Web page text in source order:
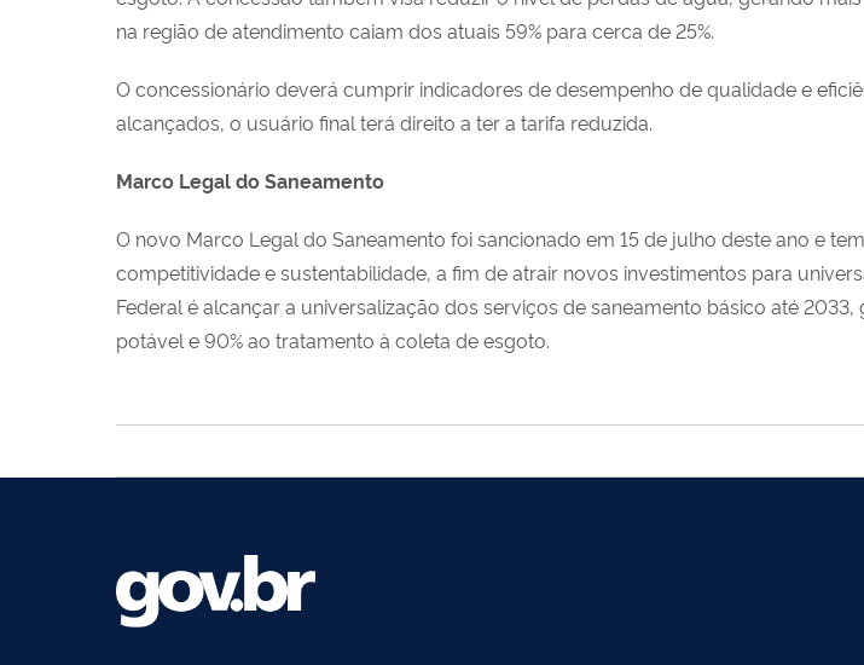
na região de atendimento caiam dos atuais 59% para cerca de 25%.
O concessionário deverá cumprir indicadores de desempenho de qualidade e
alcançados, o usuário final terá direito a ter a tarifa reduzida.
Marco Legal do Saneamento
O novo Marco Legal do Saneamento foi sancionado em 15 de julho deste ano e
competitividade e sustentabilidade, a fim de atrair novos investimentos para
Federal é alcançar a universalização dos serviços de saneamento básico até
potável e 90% ao tratamento à coleta de esgoto.